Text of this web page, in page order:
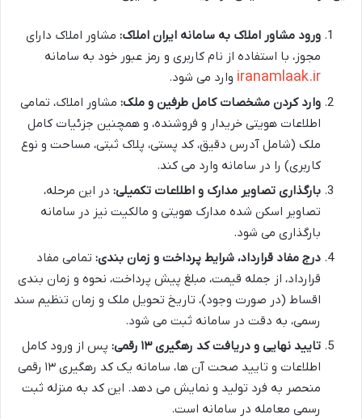
ورود مشاور املاک به سامانه ایران املاک: مشاور املاک دارای
مجوز، با استفاده از نام کاربری و رمز عبور خود به سامانه
iranamlaak.ir وارد می شود.
وارد کردن مشخصات کامل طرفین و ملک: مشاور املاک، تمامی
اطلاعات هویتی خریدار و فروشنده، و همچنین جزئیات کامل
ملک (شامل آدرس دقیق، کد پستی، پلاک ثبتی، مساحت و نوع
کاربری) را در سامانه وارد می کند.
بارگذاری تصاویر مدارک و اطلاعات تکمیلی: در این مرحله،
تصاویر اسکن شده مدارک هویتی و مالکیت نیز در سامانه
بارگذاری می شود.
درج مفاد قرارداد، شرایط پرداخت و زمان بندی: تمامی مفاد
قرارداد، از جمله قیمت، مبلغ پیش پرداخت، نحوه و زمان بندی
اقساط (در صورت وجود)، تاریخ تحویل ملک و زمان تنظیم سند
رسمی، به دقت در سامانه ثبت می شود.
تایید نهایی و دریافت کد رهگیری ۱۳ رقمی:
پس از ورود کامل
اطلاعات و تایید صحت آن ها، سامانه یک کد رهگیری ۱۳ رقمی
منحصر به فرد تولید و نمایش می دهد. این کد به منزله ثبت
رسمی معامله در سامانه است.